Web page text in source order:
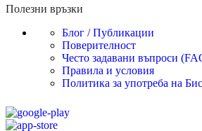
Полезни връзки
Блог / Публикации
Поверителност
Често задавани въпроси
Правила и условия
Политика за употреба на